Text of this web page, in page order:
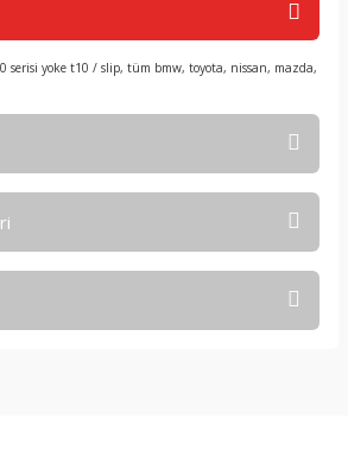
serisi yoke t10 / slip, tüm bmw, toyota, nissan, mazda,